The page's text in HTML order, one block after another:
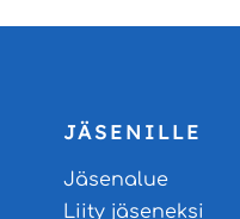
JÄSENILLE
Jäsenalue
Liity jäseneksi